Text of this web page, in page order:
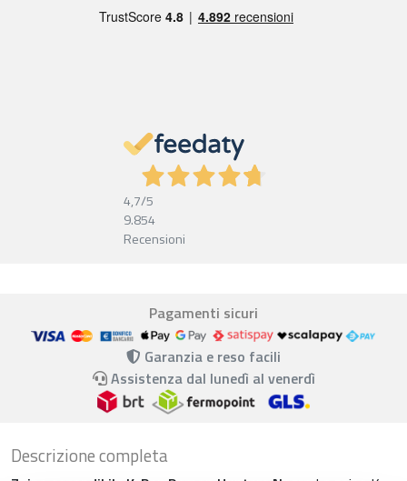
4,7/5
9.854
Recensioni
Pagamenti sicuri
Garanzia e reso facili
Assistenza dal lunedì al venerdì
Descrizione completa